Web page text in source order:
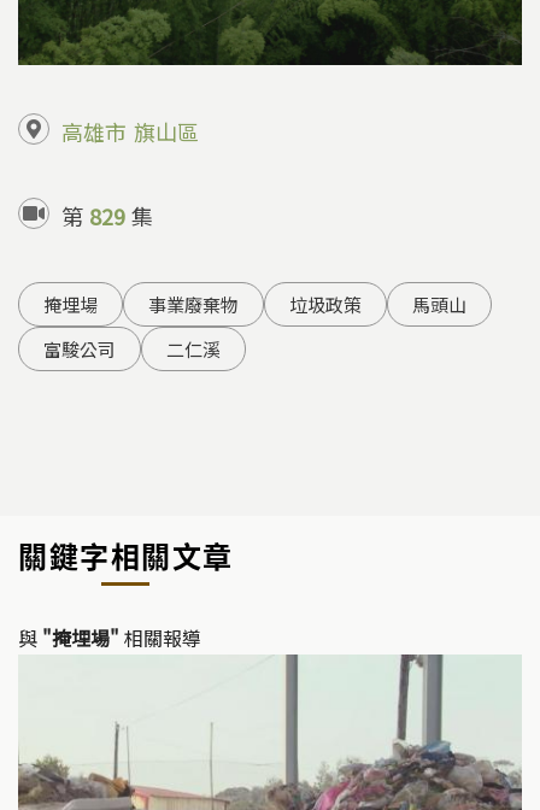
高雄市 旗山區
第 829集
掩埋場 事業廢棄物 垃圾政策
馬頭山
富駿公司
二仁溪
關鍵字相關文章
與 "掩埋場" 相關報導